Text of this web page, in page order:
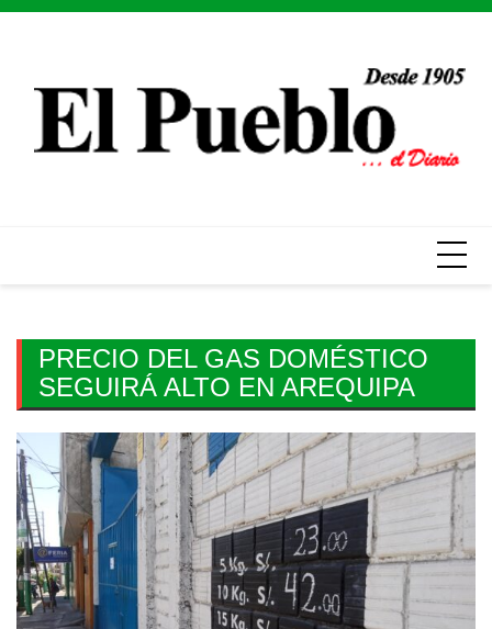
Skip
PRECIO DEL GAS DOMÉSTICO
SEGUIRÁ ALTO EN AREQUIPA